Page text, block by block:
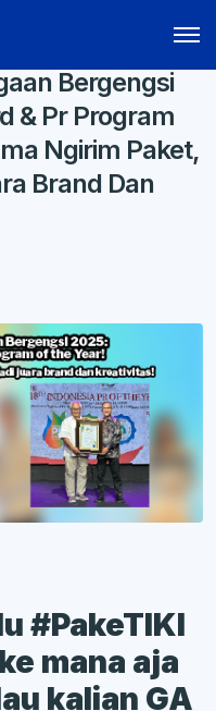
Bergengsi
& Pr Program
Ngirim Paket,
Brand Dan
#PakeTIKI
mana aja
kalian GA